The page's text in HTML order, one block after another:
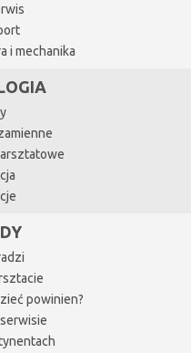
i mechanika
powinien?